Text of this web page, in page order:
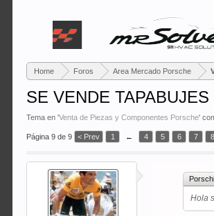
Home Foros Area Mercado Porsche
SE VENDE
Tema en 'Venta de Piezas y Componentes Porsche'
Página 9 de 9 < Prev 1 ← 4 5 6 7 8
Hola